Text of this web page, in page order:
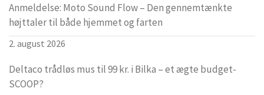
Anmeldelse: Moto Sound Flow – Den gennemtænkte
højttaler til både hjemmet og farten
2. august 2026
Deltaco trådløs mus til 99 kr. i Bilka – et ægte budget-
SCOOP?